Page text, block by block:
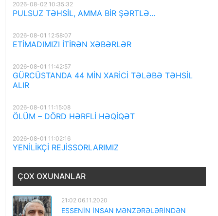
2026-08-02 10:35:32
PULSUZ TƏHSİL, AMMA BİR ŞƏRTLƏ...
2026-08-01 12:58:07
ETİMADIMIZI İTİRƏN XƏBƏRLƏR
2026-08-01 11:42:57
GÜRCÜSTANDA 44 MİN XARİCİ TƏLƏBƏ TƏHSİL
ALIR
2026-08-01 11:15:08
ÖLÜM – DÖRD HƏRFLİ HƏQİQƏT
2026-08-01 11:02:16
YENİLİKÇİ REJİSSORLARIMIZ
ÇOX OXUNANLAR
21:02 06.11.2020
ESSENİN İNSAN MƏNZƏRƏLƏRİNDƏN